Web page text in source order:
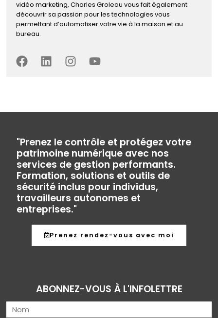
vidéo marketing, Charles Groleau vous fait également
découvrir sa passion pour les technologies vous
permettant d’automatiser votre vie à la maison et au
bureau.
"Prenez le contrôle et protégez votre
patrimoine numérique avec nos
services de gestion performants.
Formation, solutions et outils de
sécurité inclus pour individus,
travailleurs autonomes et
entreprises."
Prenez rendez-vous avec moi
ABONNEZ-VOUS À L'INFOLETTRE